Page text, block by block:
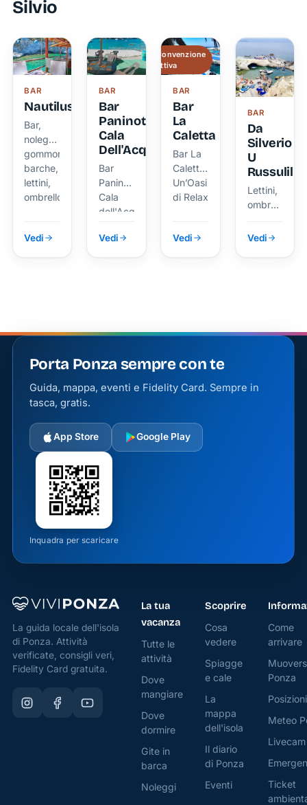
e sulla
circostante
Silvio
BAR
Nautilus
Bar,
noleggio
gommoni,
barche,
lettini,
ombrelloni
Vedi
BAR
Bar
Paninoteca
Cala
Dell'Acqua
Bar
Paninoteca
Cala
dell'Acqua
Vedi
BAR
Bar
La
Caletta
Bar La
Caletta
Un’Oasi
di Relax
Vedi
Convenzione
attiva
BAR
Da
Silverio
U
Russulill
Lettini,
ombrelloni
e
servizio
Vedi
Porta Ponza sempre con te
Guida, mappa, eventi e Fidelity Card. Sempre in
tasca, gratis.
App Store Google Play
Inquadra per scaricare
La guida locale dell'isola
di Ponza. Attività
verificate, consigli veri,
Fidelity Card gratuita.
La tua
vacanza
Tutte le
attività
Dove
mangiare
Dove
dormire
Gite in
barca
Noleggi
Scoprire
Cosa
vedere
Spiagge
e cale
La
mappa
dell'isola
Il diario
di Ponza
Eventi
Come
arrivare
Ponza
Meteo
Livecam
Ticket